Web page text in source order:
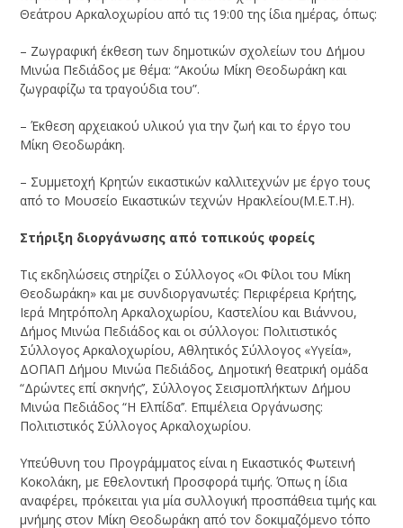
Θεάτρου Αρκαλοχωρίου από τις 19:00 της ίδια ημέρας, όπως:
– Ζωγραφική έκθεση των δημοτικών σχολείων του Δήμου
Μινώα Πεδιάδος με θέμα: “Ακούω Μίκη Θεοδωράκη και
ζωγραφίζω τα τραγούδια του”.
– Έκθεση αρχειακού υλικού για την ζωή και το έργο του
Μίκη Θεοδωράκη.
– Συμμετοχή Κρητών εικαστικών καλλιτεχνών με έργο τους
από το Μουσείο Εικαστικών τεχνών Ηρακλείου(Μ.Ε.Τ.Η).
Στήριξη διοργάνωσης από τοπικούς φορείς
Τις εκδηλώσεις στηρίζει ο Σύλλογος «Οι Φίλοι του Μίκη
Θεοδωράκη» και με συνδιοργανωτές: Περιφέρεια Κρήτης,
Ιερά Μητρόπολη Αρκαλοχωρίου, Καστελίου και Βιάννου,
Δήμος Μινώα Πεδιάδος και οι σύλλογοι: Πολιτιστικός
Σύλλογος Αρκαλοχωρίου, Αθλητικός Σύλλογος «Υγεία»,
ΔΟΠΑΠ Δήμου Μινώα Πεδιάδος, Δημοτική θεατρική ομάδα
“Δρώντες επί σκηνής’’, Σύλλογος Σεισμοπλήκτων Δήμου
Μινώα Πεδιάδος “Η Ελπίδα’’. Επιμέλεια Οργάνωσης:
Πολιτιστικός Σύλλογος Αρκαλοχωρίου.
Υπεύθυνη του Προγράμματος είναι η Εικαστικός Φωτεινή
Κοκολάκη, με Εθελοντική Προσφορά τιμής. Όπως η ίδια
αναφέρει, πρόκειται για μία συλλογική προσπάθεια τιμής και
μνήμης στον Μίκη Θεοδωράκη από τον δοκιμαζόμενο τόπο